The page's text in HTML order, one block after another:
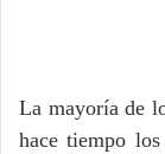
La mayoría de
hace tiempo